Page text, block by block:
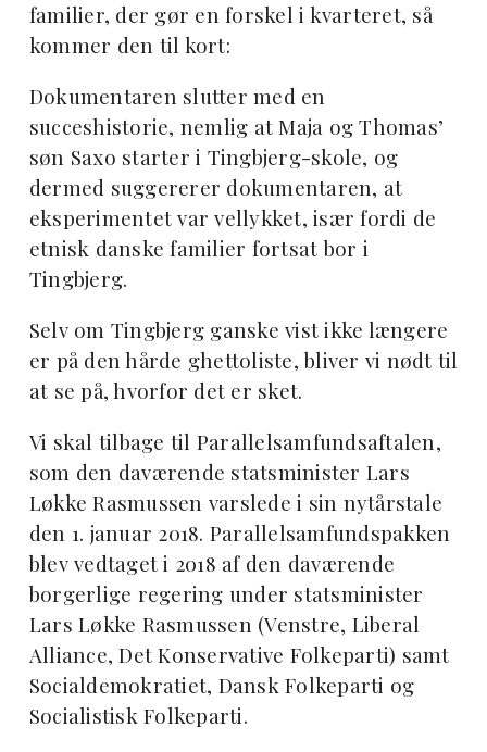
familier, der gør en forskel i kvarteret, så
kommer den til kort:
Dokumentaren slutter med en
succeshistorie, nemlig at Maja og Thomas’
søn Saxo starter i Tingbjerg-skole, og
dermed suggererer dokumentaren, at
eksperimentet var vellykket, især fordi de
etnisk danske familier fortsat bor i
Tingbjerg.
Selv om Tingbjerg ganske vist ikke længere
er på den hårde ghettoliste, bliver vi nødt til
at se på, hvorfor det er sket.
Vi skal tilbage til Parallelsamfundsaftalen,
som den daværende statsminister Lars
Løkke Rasmussen varslede i sin nytårstale
den 1. januar 2018. Parallelsamfundspakken
blev vedtaget i 2018 af den daværende
borgerlige regering under statsminister
Lars Løkke Rasmussen (Venstre, Liberal
Alliance, Det Konservative Folkeparti) samt
Socialdemokratiet, Dansk Folkeparti og
Socialistisk Folkeparti.